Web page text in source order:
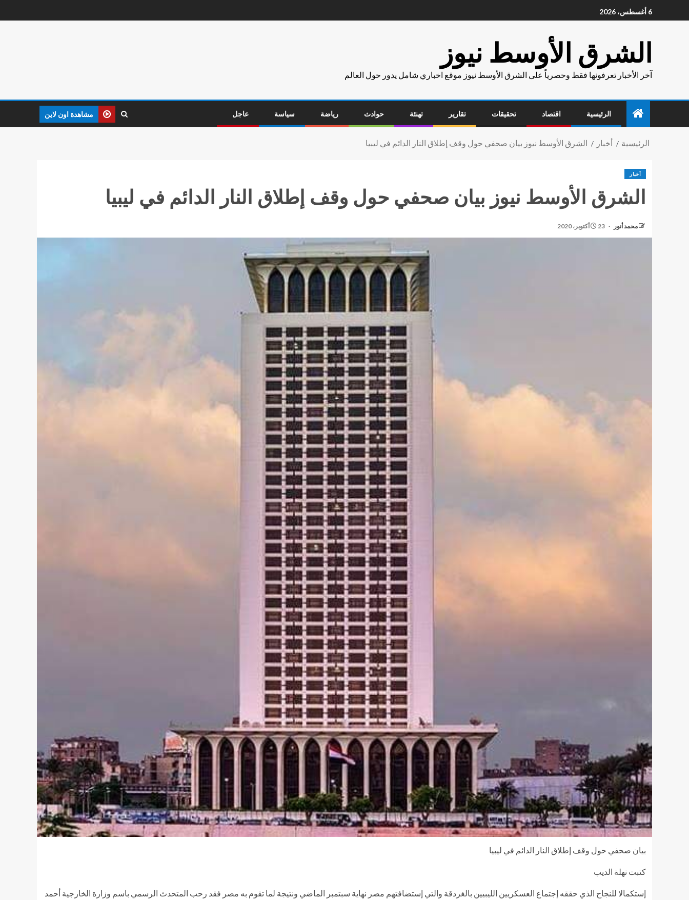
6 أغسطس، 2026
الشرق الأوسط نيوز
آخر الأخبار تعرفونها فقط وحصرياً على الشرق الأوسط نيوز موقع اخباري شامل يدور حول العالم
الرئيسية اقتصاد تحقيقات تقارير تهنئة حوادث رياضة سياسة عاجل مشاهدة اون لاين
الرئيسية أخبار الشرق الأوسط نيوز بيان صحفي حول وقف إطلاق النار الدائم في ليبيا
أخبار
الشرق الأوسط نيوز بيان صحفي حول وقف إطلاق النار الدائم في ليبيا
محمد أنور 23 أكتوبر، 2020
بيان صحفي حول وقف إطلاق النار الدائم في ليبيا
كتبت نهلة الديب
إستكمالا للنجاح الذي حققه إجتماع العسكريين الليبيين بالغردقة والتي إستضافتهم مصر نهاية سبتمبر الماضي ونتيجة لما تقوم به مصر فقد رحب المتحدث الرسمي باسم وزارة الخارجية أحمد